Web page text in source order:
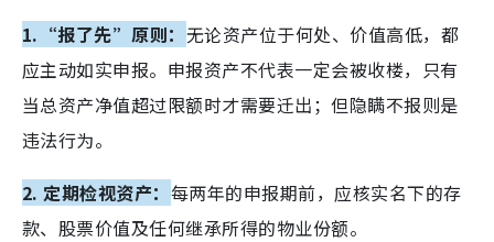
1.“报了先”原则： 无论资产位于何处、价值高低，都
应主动如实申报。申报资产不代表一定会被收楼，只有
当总资产净值超过限额时才需要迁出；但隐瞒不报则是
违法行为。
2. 定期检视资产： 每两年的申报期前，应核实名下的存
款、股票价值及任何继承所得的物业份额。